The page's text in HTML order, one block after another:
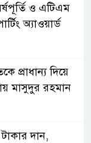
ও এটিএম
অ্যাওয়ার্ড
প্রাধান্য দিয়ে
মাসুদুর রহমান
দান,